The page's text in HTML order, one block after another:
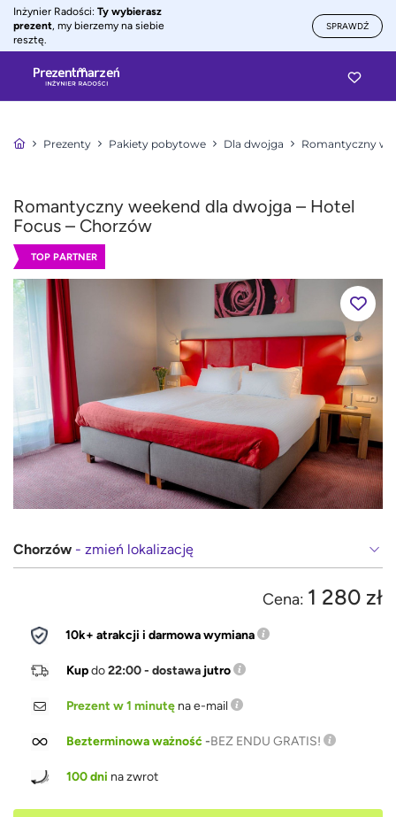
Inżynier Radości: Ty wybierasz
prezent, my bierzemy na siebie
resztę.
SPRAWDŹ
Prezenty Pakiety pobytowe Dla dwojga Romantyczny
Romantyczny weekend dla dwojga – Hotel
Focus – Chorzów
TOP PARTNER
Chorzów - zmień lokalizację
Cena: 1 280 zł
10k+ atrakcji i darmowa wymiana
Kupdo22:00 - dostawa jutro
Prezent w 1 minutę na e-mail
Bezterminowa ważność-BEZ ENDU GRATIS!
100 dni na zwrot